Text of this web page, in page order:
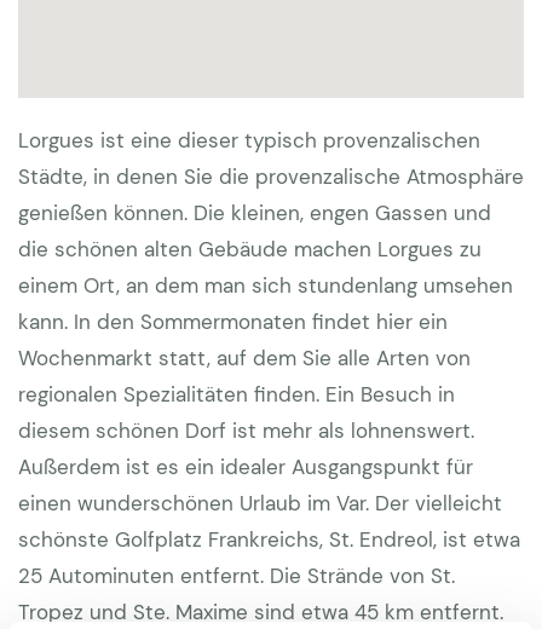
mit Dusche und Waschbecken. Toilette separat. Auf
Anfrage ist ein Kinderbett mit Matratze verfügbar.
Besonderheiten:Kaution € 1000 | Endreinigung
obligatorisch € 275 | Zuschlag Poolheizung (24
Grad) 150 EUR pro Woche | Haustier als Ausnahme
möglich - € 200 pro Woche und Tier - bitte teilen
Sie uns bei der Buchung Rasse, Grösse und Alter
mit, dann besprechen wir dies mit dem
Hauseigentümer | WLAN vorhanden
Lorgues ist eine dieser typisch provenzalischen
Städte, in denen Sie die provenzalische Atmosphäre
genießen können. Die kleinen, engen Gassen und
die schönen alten Gebäude machen Lorgues zu
einem Ort, an dem man sich stundenlang umsehen
kann. In den Sommermonaten findet hier ein
Wochenmarkt statt, auf dem Sie alle Arten von
regionalen Spezialitäten finden. Ein Besuch in
diesem schönen Dorf ist mehr als lohnenswert.
Außerdem ist es ein idealer Ausgangspunkt für
einen wunderschönen Urlaub im Var. Der vielleicht
schönste Golfplatz Frankreichs, St. Endreol, ist etwa
25 Autominuten entfernt. Die Strände von St.
Tropez und Ste. Maxime sind etwa 45 km entfernt.